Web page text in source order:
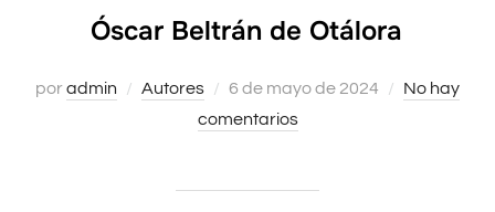
Óscar Beltrán de Otálora
poradmin Autores
Publicado
el
6 de mayo de 2024
No hay
comentarios